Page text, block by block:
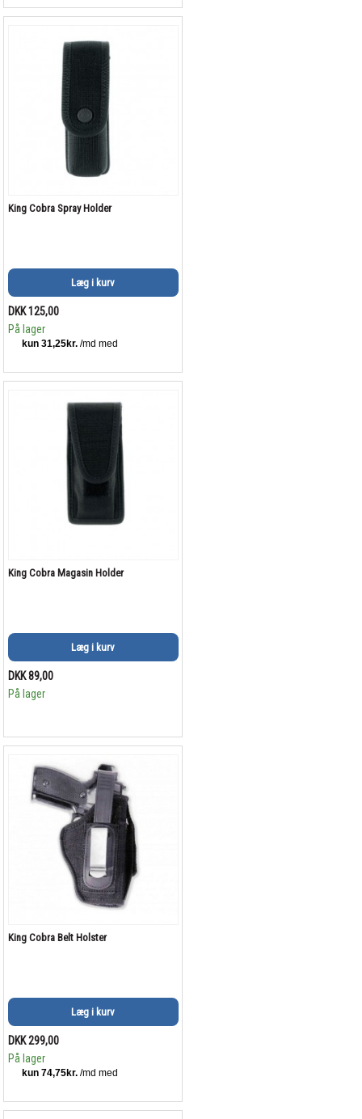
King Cobra Spray Holder
Læg i kurv
DKK 125,00
På lager
King Cobra Magasin Holder
Læg i kurv
DKK 89,00
På lager
King Cobra Belt Holster
Læg i kurv
DKK 299,00
På lager